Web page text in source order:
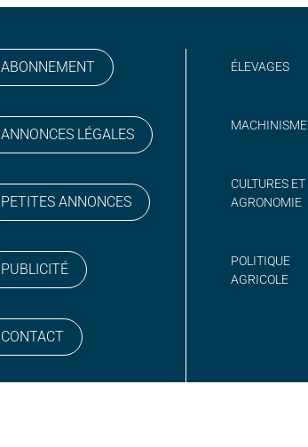
ABONNEMENT
ANNONCES LÉGALES
PETITES ANNONCES
PUBLICITÉ
CONTACT
ÉLEVAGES
MACHINISME
CULTURES ET
AGRONOMIE
POLITIQUE
AGRICOLE